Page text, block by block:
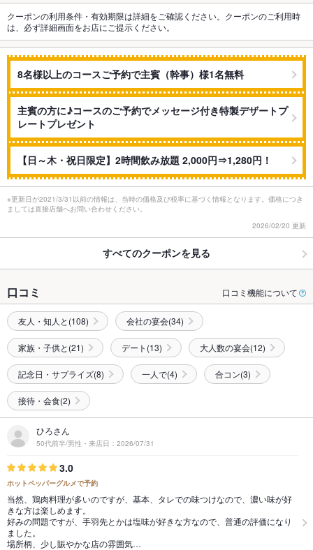
クーポンの利用条件・有効期限は詳細をご確認ください。クーポンのご利用時
は、必ず詳細画面をお店にご提示ください。
8名様以上のコースご予約で主賓（幹事）様1名無料
主賓の方に♪コースのご予約でメッセージ付き特製デザートプ
レートプレゼント
【日～木・祝日限定】2時間飲み放題 2,000円⇒1,280円！
※更新日が2021/3/31以前の情報は、当時の価格及び税率に基づく情報となります。価格につき
ましては直接店舗へお問い合わせください。
2026/02/20 更新
すべてのクーポンを見る
口コミ 口コミ機能について
友人・知人と(108) 会社の宴会(34)
家族・子供と(21) デート(13) 大人数の宴会(12)
記念日・サプライズ(8) 一人で(4) 合コン(3)
接待・会食(2)
ひろさん
50代前半/男性・来店日：2026/07/31
3.0
ホットペッパーグルメで予約
当然、鶏肉料理が多いのですが、基本、タレでの味つけなので、濃い味が好
きな方は楽しめます。
好みの問題ですが、手羽先とかは塩味が好きな方なので、普通の評価になり
ました。
場所柄、少し賑やかな店の雰囲気…